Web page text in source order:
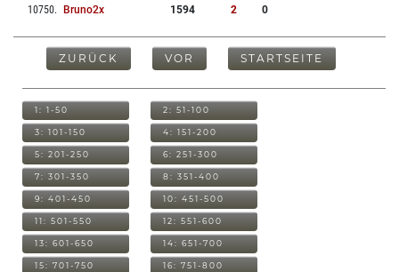
10750. Bruno2x 1594 2 0
ZURÜCK VOR STARTSEITE
1: 1-50 2: 51-100
3: 101-150 4: 151-200
5: 201-250 6: 251-300
7: 301-350 8: 351-400
9: 401-450 10: 451-500
11: 501-550 12: 551-600
13: 601-650 14: 651-700
15: 701-750 16: 751-800